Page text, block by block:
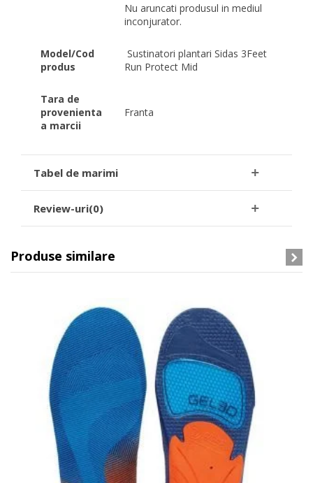
Nu aruncati produsul in mediul
inconjurator.
Model/Cod
produs
Sustinatori plantari Sidas 3Feet
Run Protect Mid
Tara de
provenienta
a marcii
Franta
Tabel de marimi
Review-uri(0)
Produse similare